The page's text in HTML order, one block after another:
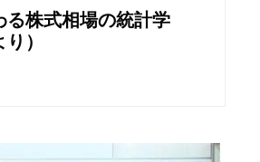
る株式相場の統計学
）